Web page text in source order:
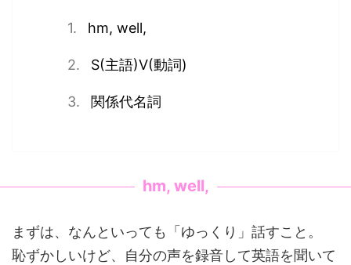
hm, well,
S(主語)V(動詞)
関係代名詞
hm, well,
まずは、なんといっても「ゆっくり」話すこと。
恥ずかしいけど、自分の声を録音して英語を聞いて